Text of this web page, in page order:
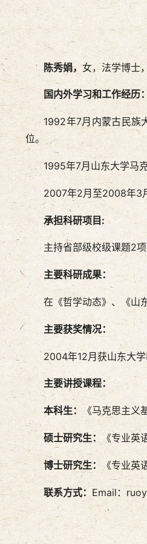
陈秀娟，女，法学博士
国内外学习和工作经历：
1992年7月内蒙古民族
位。
1995年7月山东大学马
2007年2月至2008年3
承担科研项目:
主持省部级校级课题2
主要科研成果：
在《哲学动态》、《山
主要获奖情况：
2004年12月获山东大
主要讲授课程：
本科生： 《马克思主义
硕士研究生： 《专业
博士研究生： 《专业英
联系方式： Email：